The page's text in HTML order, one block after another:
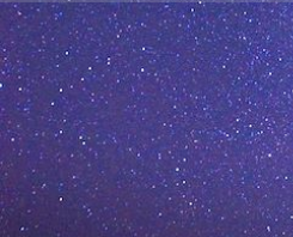
trésors de Sossuvlei, Etosha,
plus encore, où chaque jour est
Budget
De 2 000 à 3 000 $CAD
Plus de 3 000 $CAD
Confort